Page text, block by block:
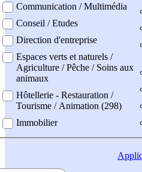
Communication / Multimédia
Conseil / Etudes
Direction d'entreprise
Espaces verts et naturels /
Agriculture / Pêche / Soins aux
animaux
Hôtellerie - Restauration /
Tourisme / Animation (298)
Immobilier